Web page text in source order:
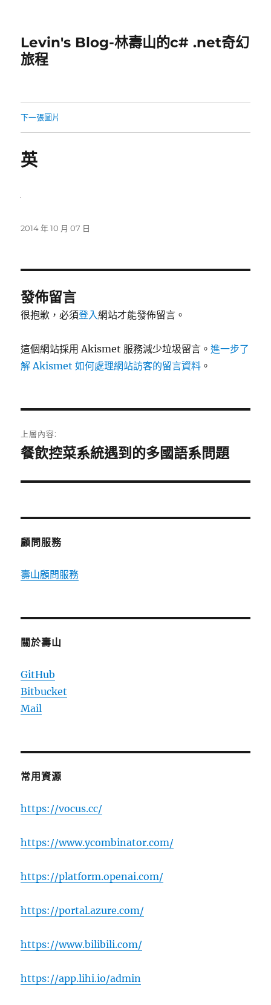
Levin's Blog-林壽山的c# .net奇幻
旅程
下一張圖片
英
發
2014 年 10 月 07 日
發佈留言
很抱歉，必須登入網站才能發佈留言。
這個網站採用 Akismet 服務減少垃圾留言。進一步了
解 Akismet 如何處理網站訪客的留言資料 。
章
上層內容:
餐飲控菜系統遇到的多國語系問題
顧問服務
壽山顧問服務
關於壽山
GitHub
Bitbucket
Mail
常用資源
https://vocus.cc/
https://www.ycombinator.com/
https://platform.openai.com/
https://portal.azure.com/
https://www.bilibili.com/
https://app.lihi.io/admin